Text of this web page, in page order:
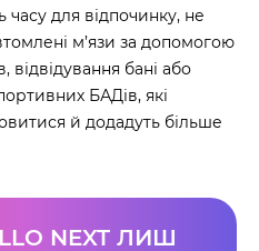
часу для відпочинку, не
м’язи за допомогою
відвідування бані або
БАДів, які
й додадуть більше
NEXT ЛИШ